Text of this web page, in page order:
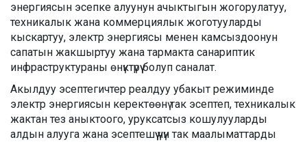
энергиясын эсепке алуунун ачыктыгын жогорулатуу,
техникалык жана коммерциялык жоготууларды
кыскартуу, электр энергиясы менен камсыздоонун
сапатын жакшыртуу жана тармакта санариптик
инфраструктураны өнүктүрүү болуп саналат.
Акылдуу эсептегичтер реалдуу убакыт режиминде
электр энергиясын керектөөнү так эсептеп, техникалык
жактан тез аныктоого, уруксатсыз кошулууларды
алдын алууга жана эсептешүү үчүн так маалыматтарды